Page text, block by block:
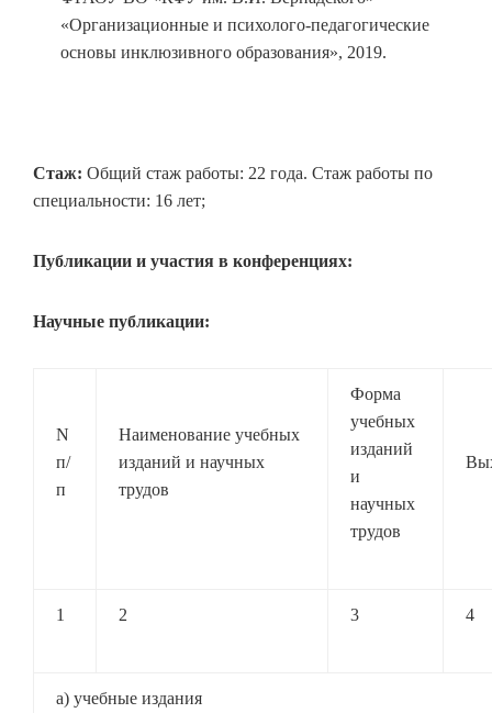
«Организационные и психолого-педагогические
основы инклюзивного образования», 2019.
Стаж: Общий стаж работы: 22 года. Стаж работы по
специальности: 16 лет;
Публикации и участия в конференциях:
Научные публикации:
N
п/
п
Наименование учебных
изданий и научных
трудов
Форма
учебных
изданий
и
научных
трудов
1 2 3 4
а) учебные издания